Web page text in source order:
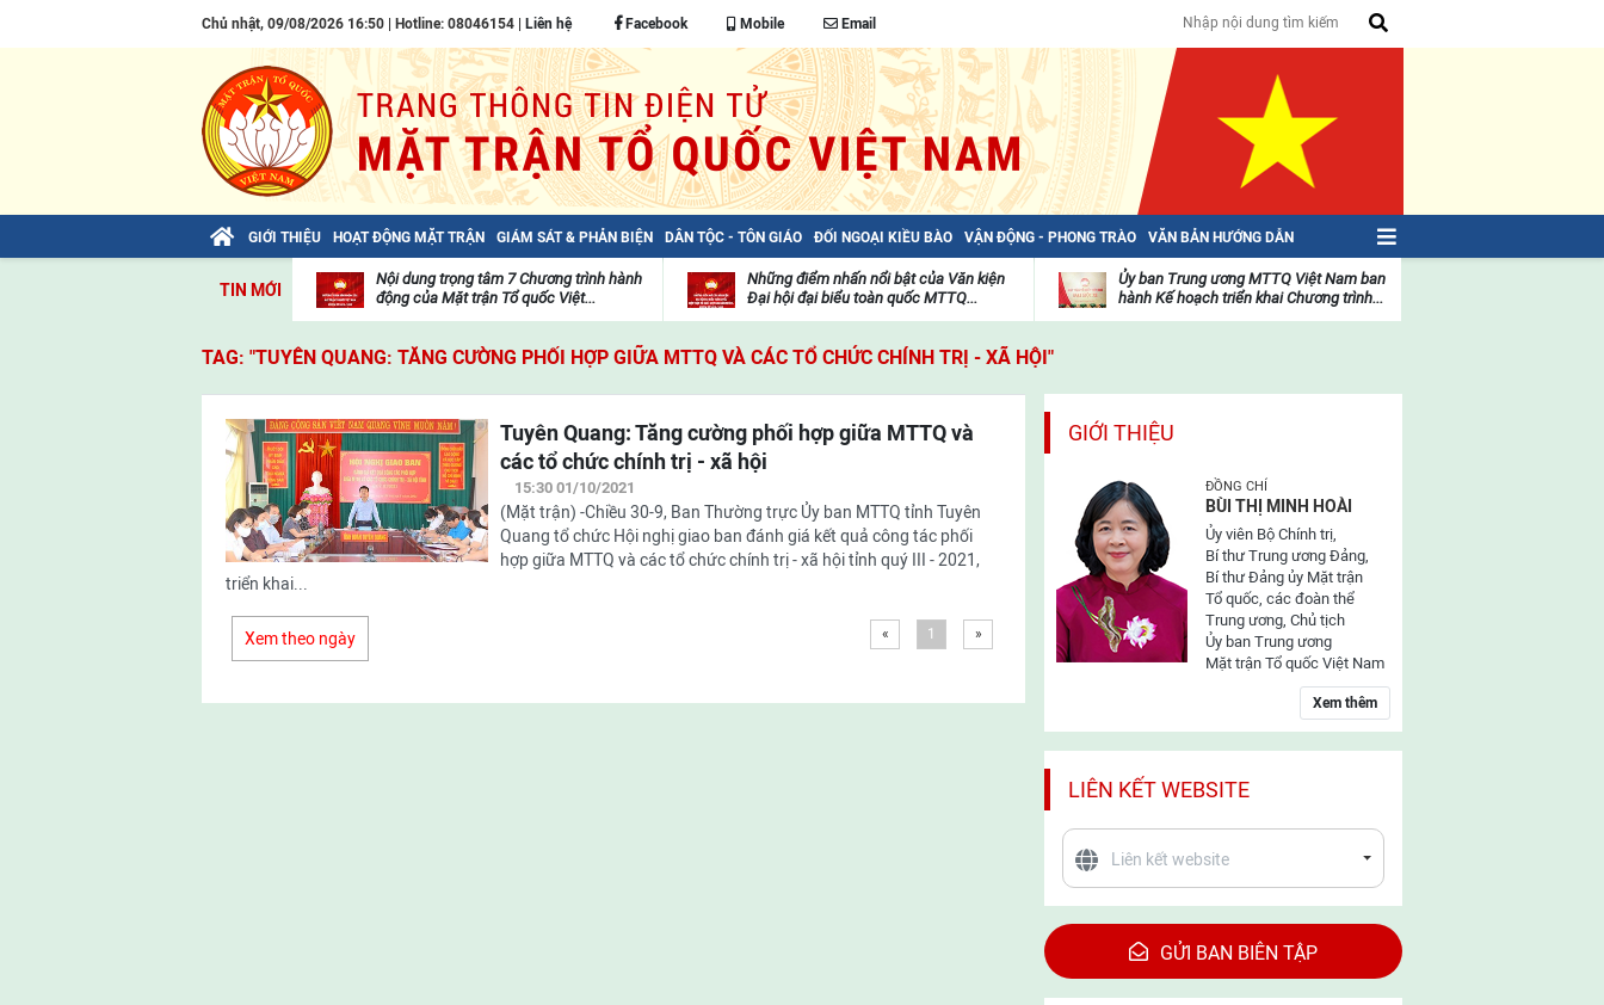
Chủ nhật, 09/08/2026 16:50 | Hotline: 08046154 | Liên hệ Facebook Mobile Email
GIỚI THIỆU HOẠT ĐỘNG MẶT TRẬN GIÁM SÁT & PHẢN BIỆN DÂN TỘC - TÔN GIÁO ĐỐI NGOẠI KIỀU BÀO VẬN ĐỘNG - PHONG TRÀO VĂN BẢN HƯỚNG DẪN
TIN MỚI
Bài viết của Tổng Bí thư Tô Lâm: TIẾN
viện
Nội dung trọng tâm 7 Chương trình hành
động của Mặt trận Tổ quốc Việt...
viện
Những điểm nhấn nổi bật của Văn kiện
Đại hội đại biểu toàn quốc MTTQ...
mặt
trận
Ủy ban Trung ương MTTQ Việt Nam ban
hành Kế hoạch triển khai Chương trình...
TAG: "TUYÊN QUANG: TĂNG CƯỜNG PHỐI HỢP GIỮA MTTQ VÀ CÁC TỔ CHỨC CHÍNH TRỊ - XÃ HỘI"
Tuyên Quang: Tăng cường phối hợp giữa MTTQ và
các tổ chức chính trị - xã hội
15:30 01/10/2021
(Mặt trận) -Chiều 30-9, Ban Thường trực Ủy ban MTTQ tỉnh Tuyên
Quang tổ chức Hội nghị giao ban đánh giá kết quả công tác phối
hợp giữa MTTQ và các tổ chức chính trị - xã hội tỉnh quý III - 2021,
triển khai...
Xem theo ngày « 1 »
GIỚI THIỆU
ĐỒNG CHÍ
BÙI THỊ MINH HOÀI
Ủy viên Bộ Chính trị,
Bí thư Trung ương Đảng,
Bí thư Đảng ủy Mặt trận
Tổ quốc, các đoàn thể
Trung ương, Chủ tịch
Ủy ban Trung ương
Mặt trận Tổ quốc Việt Nam
Xem thêm
LIÊN KẾT WEBSITE
GỬI BAN BIÊN TẬP